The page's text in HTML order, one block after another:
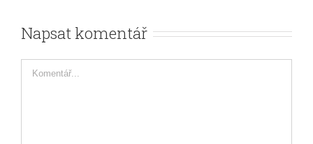
Napsat komentář
Comment